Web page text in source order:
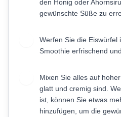
den Honig oder
gewünschte Süße zu
Werfen Sie die Eiswürfel
Smoothie erfrischend
Mixen Sie alles auf
glatt und cremig sind.
ist, können Sie etwas
hinzufügen, um die